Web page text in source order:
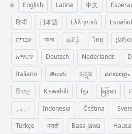
🌐 English Latina 中文
हिन्दी
日本語 Ελληνικά Español
עברית
বাংলা தமிழ் ไทย
አማርኛ
Deutsch Nederlands
Italiano
తెలుగు ಕನ್ನಡ മലയാളം
සිංහල
Kiswahili ខ្មែរ မြန်မာ
اردو
Indonesia Čeština
Türkçe
मराठी Basa Jawa Hausa